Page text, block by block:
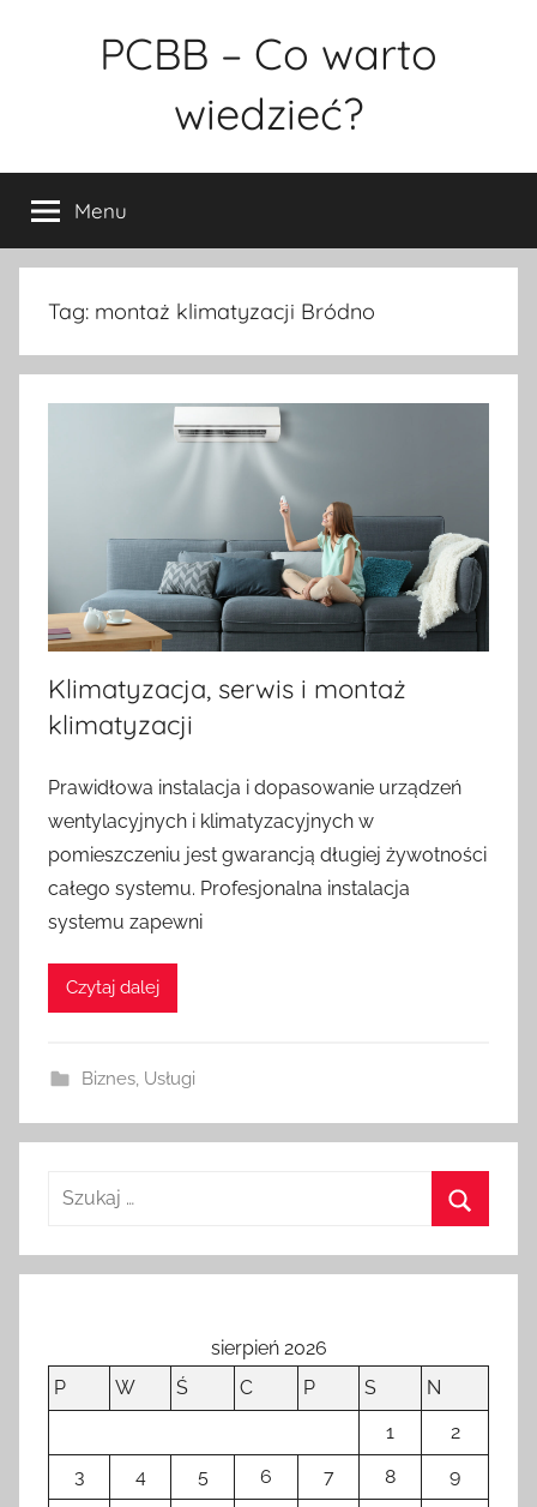
PCBB – Co warto
wiedzieć?
Menu
Tag: montaż klimatyzacji Bródno
Klimatyzacja, serwis i montaż
klimatyzacji
p
u
b
l
i
w
1
m
2
Prawidłowa instalacja i dopasowanie urządzeń
wentylacyjnych i klimatyzacyjnych w
pomieszczeniu jest gwarancją długiej żywotności
całego systemu. Profesjonalna instalacja
systemu zapewni
Czytaj dalej
Biznes, Usługi
sierpień 2026
P
W Ś C P S
N
1
2
3
4 5 6 7 8
9